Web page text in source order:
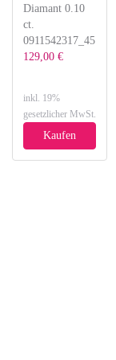
Diamant 0.10
ct.
0911542317_45
129,00 €
inkl. 19%
gesetzlicher MwSt.
Kaufen